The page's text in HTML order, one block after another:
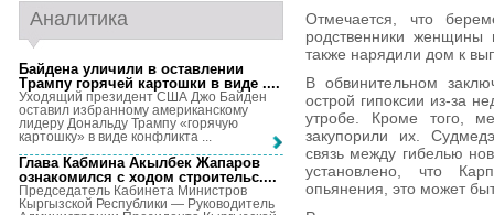
Отмечается, что
родственники женщины
также нарядили дом к
В обвинительном
острой гипоксии из-за
утробе. Кроме того,
закупорили их.
связь между гибелью
установлено, что
опьянения, это может
Аналитика
Байдена уличили в оставлении
Трампу горячей картошки в виде ....
Уходящий президент США Джо Байден
оставил избранному американскому
лидеру Дональду Трампу «горячую
картошку» в виде конфликта ...
Глава Кабмина Акылбек Жапаров
ознакомился с ходом строительс....
Председатель Кабинета Министров
Кыргызской Республики — Руководитель